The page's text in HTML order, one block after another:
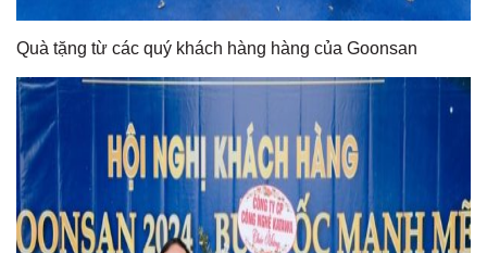
Quà tặng từ các quý khách hàng hàng của Goonsan